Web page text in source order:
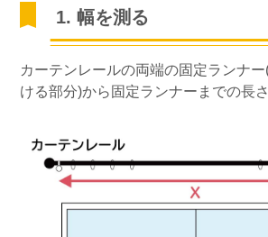
1. 幅を測る
カーテンレールの両端の固定ランナ
ける部分)から固定ランナーまでの長さ